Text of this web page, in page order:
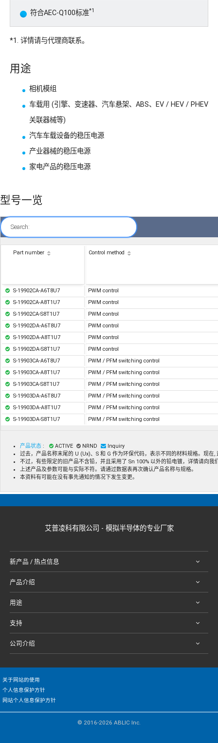
符合AEC-Q100标准*1
*1. 详情请与代理商联系。
用途
相机模组
车载用 (引擎、变速器、汽车悬架、ABS、EV / HEV / PHEV
关联器械等)
汽车车载设备的稳压电源
产业器械的稳压电源
家电产品的稳压电源
型号一览
Search:
Part number Control method
S-19902CA-A6T8U7
PWM control
S-19902CA-A8T1U7
PWM control
S-19902CA-S8T1U7
PWM control
S-19902DA-A6T8U7
PWM control
S-19902DA-A8T1U7
PWM control
S-19902DA-S8T1U7
PWM control
S-19903CA-A6T8U7
PWM / PFM switching control
S-19903CA-A8T1U7
PWM / PFM switching control
S-19903CA-S8T1U7
PWM / PFM switching control
S-19903DA-A6T8U7
PWM / PFM switching control
S-19903DA-A8T1U7
PWM / PFM switching control
S-19903DA-S8T1U7
PWM / PFM switching control
产品状态 : ACTIVE NRND
Inquiry
过去，产品名称末尾的 U (Ux)、S 和 G 作为环保代码，表示不同的材料规格。现
不过，有些限定的旧产品不含铅，并且采用了 Sn 100% 以外的铅电镀，详情请向我
上述产品及参数可能与实际不符。请通过数据表再次确认产品名称与规格。
本资料有可能在没有事先通知的情况下发生变更。
艾普凌科有限公司 - 模拟半导体的专业厂家
新产品 / 热点信息
产品介绍
用途
支持
公司介绍
关于网站的使用
个人信息保护方针
网站个人信息保护方针
© 2016-2026 ABLIC Inc.